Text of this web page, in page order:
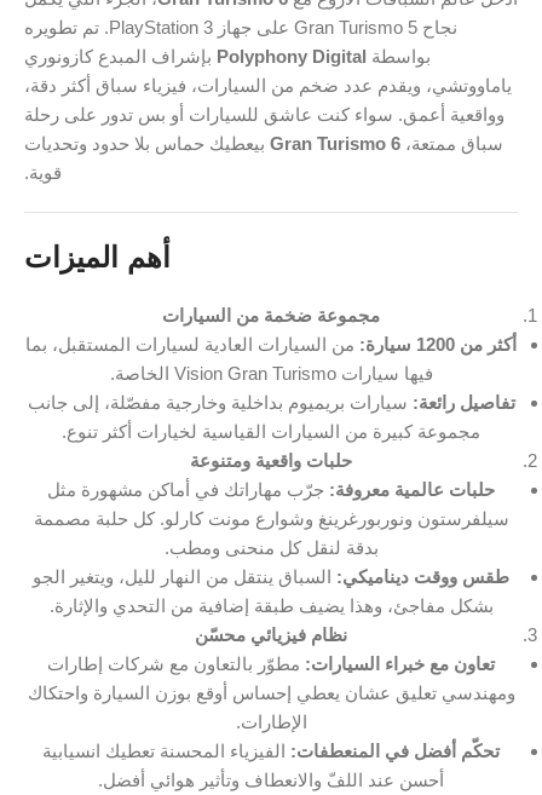
نجاح Gran Turismo 5 على جهاز PlayStation 3. تم تطويره
بواسطة Polyphony Digital بإشراف المبدع كازونوري
ياماووتشي، ويقدم عدد ضخم من السيارات، فيزياء سباق أكثر دقة،
وواقعية أعمق. سواء كنت عاشق للسيارات أو بس تدور على رحلة
سباق ممتعة، Gran Turismo 6 بيعطيك حماس بلا حدود وتحديات
قوية.
أهم الميزات
مجموعة ضخمة من السيارات
أكثر من 1200 سيارة:
من السيارات العادية لسيارات المستقبل، بما
فيها سيارات Vision Gran Turismo الخاصة.
تفاصيل رائعة: سيارات بريميوم بداخلية وخارجية مفصّلة، إلى جانب
مجموعة كبيرة من السيارات القياسية لخيارات أكثر تنوع.
حلبات واقعية ومتنوعة
حلبات عالمية معروفة: جرّب مهاراتك في أماكن مشهورة مثل
سيلفرستون ونوربورغرينغ وشوارع مونت كارلو. كل حلبة مصممة
بدقة لنقل كل منحنى ومطب.
طقس ووقت ديناميكي: السباق ينتقل من النهار لليل، ويتغير الجو
بشكل مفاجئ، وهذا يضيف طبقة إضافية من التحدي والإثارة.
نظام فيزيائي محسّن
تعاون مع خبراء السيارات: مطوّر بالتعاون مع شركات إطارات
ومهندسي تعليق عشان يعطي إحساس أوقع بوزن السيارة واحتكاك
الإطارات.
تحكّم أفضل في المنعطفات: الفيزياء المحسنة تعطيك انسيابية
أحسن عند اللفّ والانعطاف وتأثير هوائي أفضل.